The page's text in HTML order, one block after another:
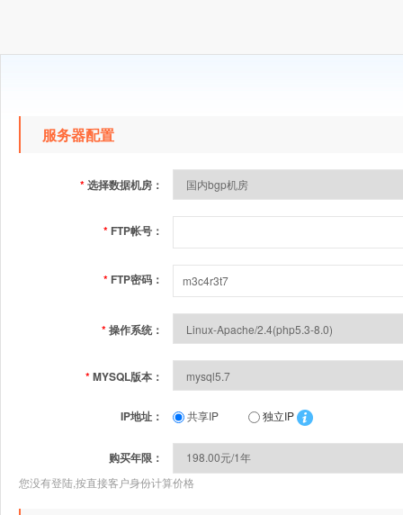
服务器配置
*选择数据机房：
* FTP帐号：
* FTP密码：
*操作系统：
*MYSQL版本：
IP地址： 共享IP 独立IP
购买年限：
您没有登陆,按直接客户身份计算价格